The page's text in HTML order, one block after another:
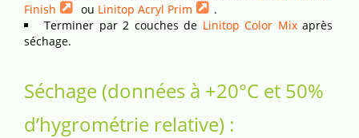
Finish
ou Linitop Acryl Prim
.
Terminer par 2 couches de Linitop Color Mixaprès
séchage.
Séchage (données à +20°C et 50%
d’hygrométrie relative) :